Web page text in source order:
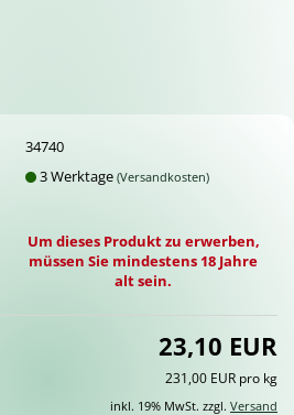
34740
3 Werktage(Versandkosten)
Um dieses Produkt zu erwerben,
müssen Sie mindestens 18 Jahre
alt sein.
23,10 EUR
231,00 EUR pro kg
inkl. 19% MwSt. zzgl. Versand